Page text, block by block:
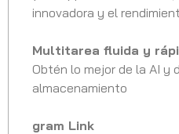
innovadora y el
Multitarea fluida y
Obtén lo mejor de la AI y
almacenamiento
gram Link